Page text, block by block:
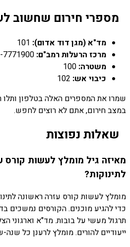
מספרי חירום שחשוב
מד"א (מגן דוד אדום):
מרכז הרעלות רמב"ם:
משטרה:
כיבוי אש:
שמרו את המספרים האלה בטלפון
במצב חירום, אתם לא רוצים לחפש.
שאלות נפוצות
מאיזה גיל מומלץ לעשות קורס
לתינוקות?
מומלץ לעשות קורס עזרה ראשונה
תרגול מעשי על בובות. מד"א וארגוני
ייעודיים להורים. מומלץ לרענן כל שנה-